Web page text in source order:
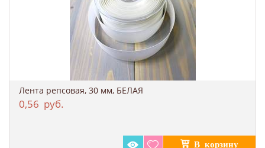
Лента репсовая, 30 мм, БЕЛАЯ
0,56 руб.